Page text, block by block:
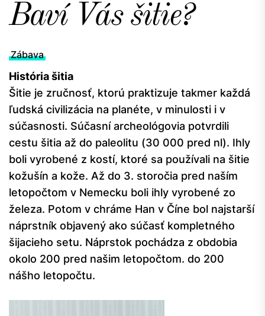
Baví Vás šitie?
Zábava
História šitia
Šitie je zručnosť, ktorú praktizuje takmer každá
ľudská civilizácia na planéte, v minulosti i v
súčasnosti. Súčasní archeológovia potvrdili
cestu šitia až do paleolitu (30 000 pred nl). Ihly
boli vyrobené z kostí, ktoré sa používali na šitie
kožušín a kože. Až do 3. storočia pred naším
letopočtom v Nemecku boli ihly vyrobené zo
železa. Potom v chráme Han v Číne bol najstarší
náprstník objavený ako súčasť kompletného
šijacieho setu. Náprstok pochádza z obdobia
okolo 200 pred našim letopočtom. do 200
nášho letopočtu.